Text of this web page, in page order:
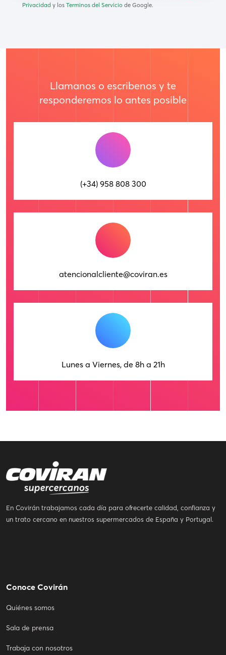
Privacidad y los Terminos del Servicio de Google.
Llamanos o escribenos y te
responderemos lo antes posible
(+34) 958 808 300
atencionalcliente@coviran.es
Lunes a Viernes, de 8h a 21h
En Covirán trabajamos cada día para ofrecerte calidad, confianza y
un trato cercano en nuestros supermercados de España y Portugal.
Conoce Covirán
Quiénes somos
Sala de prensa
Trabaja con nosotros